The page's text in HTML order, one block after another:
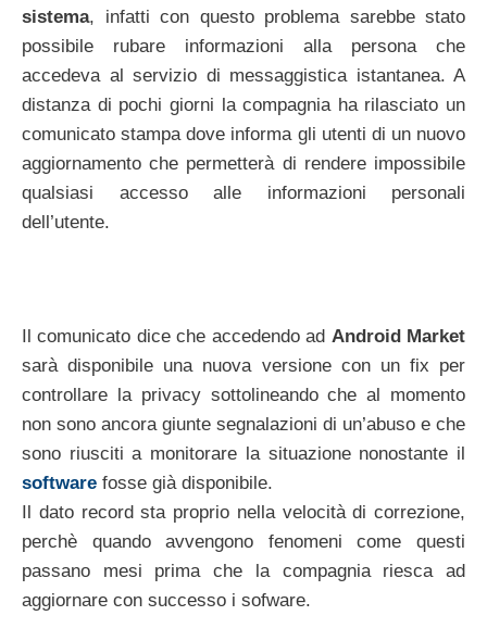
sistema, infatti con questo problema sarebbe stato
possibile rubare informazioni alla persona che
accedeva al servizio di messaggistica istantanea. A
distanza di pochi giorni la compagnia ha rilasciato un
comunicato stampa dove informa gli utenti di un nuovo
aggiornamento che permetterà di rendere impossibile
qualsiasi accesso alle informazioni personali
dell’utente.
Il comunicato dice che accedendo ad Android Market
sarà disponibile una nuova versione con un fix per
controllare la privacy sottolineando che al momento
non sono ancora giunte segnalazioni di un’abuso e che
sono riusciti a monitorare la situazione nonostante il
software fosse già disponibile.
Il dato record sta proprio nella velocità di correzione,
perchè quando avvengono fenomeni come questi
passano mesi prima che la compagnia riesca ad
aggiornare con successo i sofware.